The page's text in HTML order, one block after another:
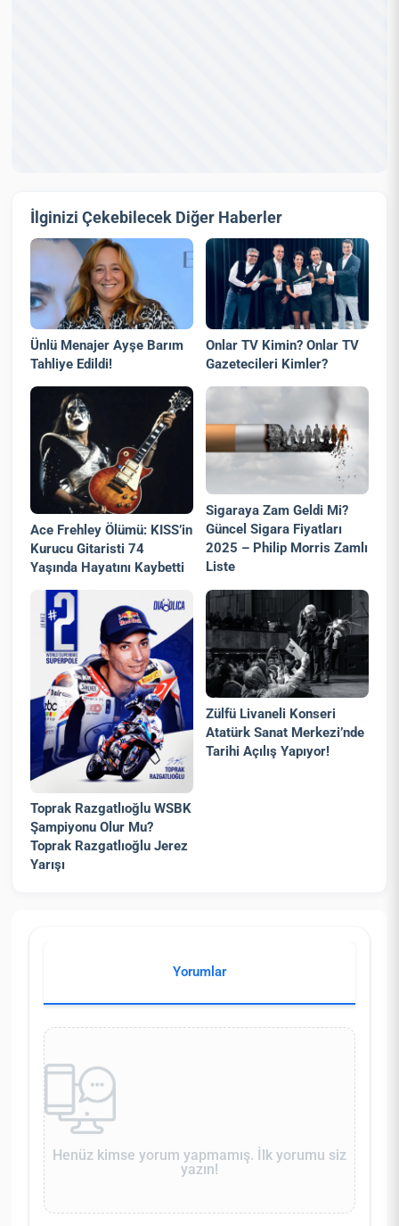
İlginizi Çekebilecek Diğer Haberler
Ünlü Menajer Ayşe Barım
Tahliye Edildi!
Onlar TV Kimin? Onlar TV
Gazetecileri Kimler?
Ace Frehley Ölümü: KISS’in
Kurucu Gitaristi 74
Yaşında Hayatını Kaybetti
Sigaraya Zam Geldi Mi?
Güncel Sigara Fiyatları
2025 – Philip Morris Zamlı
Liste
Toprak Razgatlıoğlu WSBK
Şampiyonu Olur Mu?
Toprak Razgatlıoğlu Jerez
Yarışı
Zülfü Livaneli Konseri
Atatürk Sanat Merkezi’nde
Tarihi Açılış Yapıyor!
Yorumlar
Henüz kimse yorum yapmamış. İlk yorumu siz
yazın!